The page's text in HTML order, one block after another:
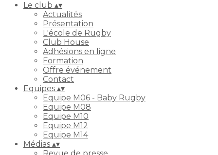
Le club ▴▾
Actualités
Présentation
L'école de Rugby
Club House
Adhésions en ligne
Formation
Offre événement
Contact
Equipes ▴▾
Equipe M06 - Baby Rugby
Equipe M08
Equipe M10
Equipe M12
Equipe M14
Médias ▴▾